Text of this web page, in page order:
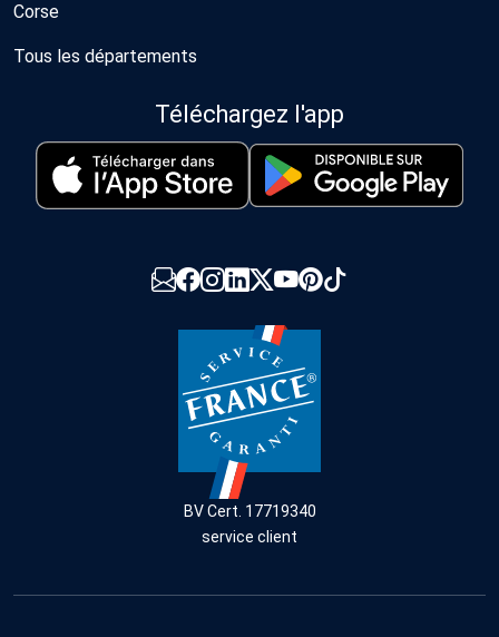
Corse
Tous les départements
Téléchargez l'app
BV Cert. 17719340
service client